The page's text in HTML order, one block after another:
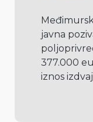
javna
377.000
iznos